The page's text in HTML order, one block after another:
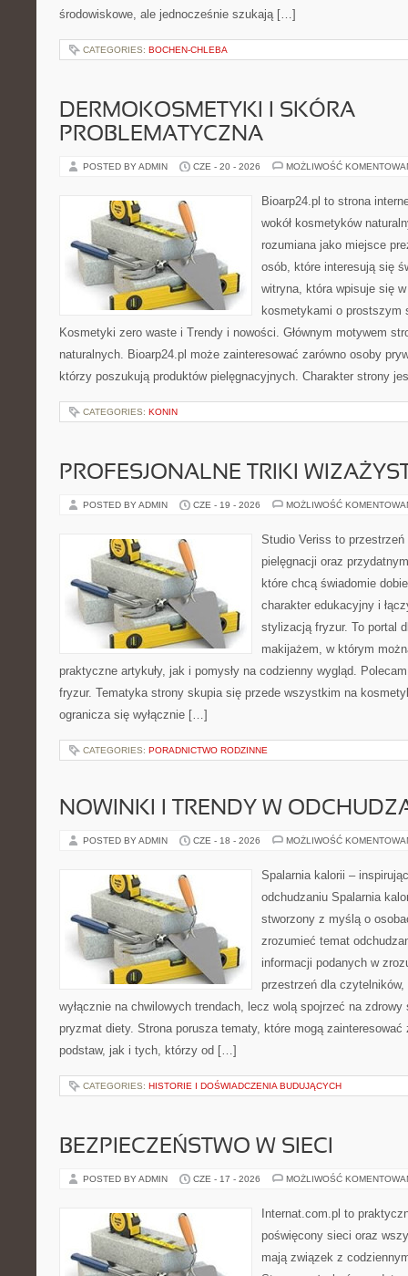
środowiskowe, ale jednocześnie szukają […]
CATEGORIES: BOCHEN-CHLEBA
DERMOKOSMETYKI I SKÓRA
PROBLEMATYCZNA
POSTED BY ADMIN CZE - 20 - 2026 MOŻLIWOŚĆ
Bioarp24.pl to strona
wokół kosmetyków
rozumiana jako miejsce
osób, które interesują się
witryna, która wpisuje się
kosmetykami o prostszym
Kosmetyki zero waste i Trendy i nowości. Głównym motywem
naturalnych. Bioarp24.pl może zainteresować zarówno osoby
którzy poszukują produktów pielęgnacyjnych. Charakter strony
CATEGORIES: KONIN
PROFESJONALNE TRIKI
POSTED BY ADMIN CZE - 19 - 2026 MOŻLIWOŚĆ
Studio Veriss to
pielęgnacji oraz
które chcą świadomie
charakter edukacyjny i
stylizacją fryzur. To portal
makijażem, w którym
praktyczne artykuły, jak i pomysły na codzienny wygląd.
fryzur. Tematyka strony skupia się przede wszystkim na
ogranicza się wyłącznie […]
CATEGORIES: PORADNICTWO RODZINNE
NOWINKI I TRENDY W
POSTED BY ADMIN CZE - 18 - 2026 MOŻLIWOŚĆ
Spalarnia kalorii –
odchudzaniu Spalarnia
stworzony z myślą o
zrozumieć temat
informacji podanych w
przestrzeń dla
wyłącznie na chwilowych trendach, lecz wolą spojrzeć na
pryzmat diety. Strona porusza tematy, które mogą
podstaw, jak i tych, którzy od […]
CATEGORIES: HISTORIE I DOŚWIADCZENIA BUDUJĄCYCH
BEZPIECZEŃSTWO W SIECI
POSTED BY ADMIN CZE - 17 - 2026 MOŻLIWOŚĆ
Internat.com.pl to
poświęcony sieci oraz
mają związek z